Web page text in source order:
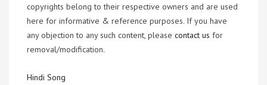
copyrights belong to their respective owners and are used
here for informative & reference purposes. If you have
any objection to any such content, please contact us for
removal/modification.
Hindi Song